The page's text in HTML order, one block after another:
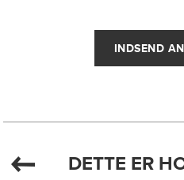
DETTE ER